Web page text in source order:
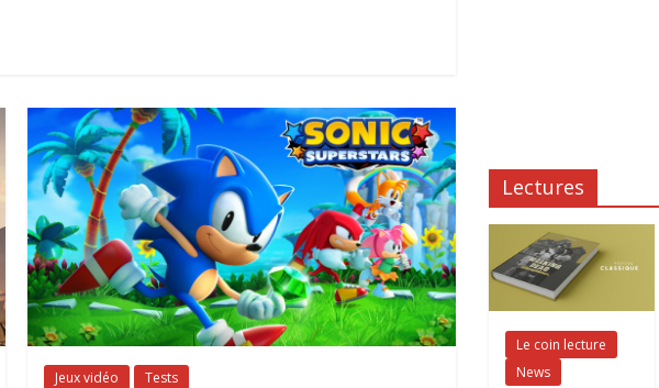
Jeux vidéo Tests
Lectures
Le coin lecture
News